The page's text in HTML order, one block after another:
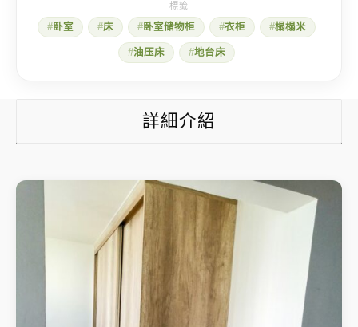
泪
卧室 床 卧室储物柜 衣柜 榻榻米
油压床 地台床
詳細介紹